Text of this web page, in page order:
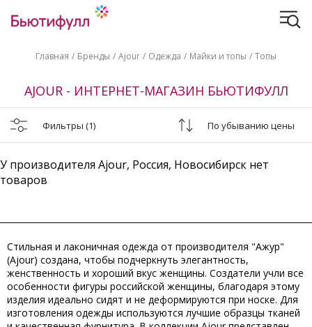
Главная Бренды Ajour Одежда Майки и топы Топы
AJOUR - ИНТЕРНЕТ-МАГАЗИН БЬЮТИФУЛЛ
Фильтры (1) По убыванию цены
У производителя Ajour, Россия, Новосибирск нет
товаров
Стильная и лаконичная одежда от производителя "Ажур"
(Ajour) создана, чтобы подчеркнуть элегантность,
женственность и хороший вкус женщины. Создатели учли все
особенности фигуры российской женщины, благодаря этому
изделия идеально сидят и не деформируются при носке. Для
изготовления одежды используются лучшие образцы тканей